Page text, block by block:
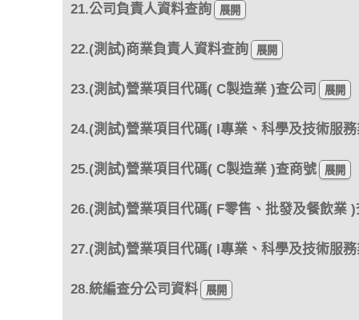
21.公司負責人資料查詢
22.(測試)商業負責人資料查詢
23.(測試)營業項目代碼( C製造業 )查公司
24.(測試)營業項目代碼( I專業、科學及技術服
25.(測試)營業項目代碼( C製造業 )查商號
26.(測試)營業項目代碼( F零售、批發及餐飲業 )
27.(測試)營業項目代碼( I專業、科學及技術服
28.統編查分公司資料